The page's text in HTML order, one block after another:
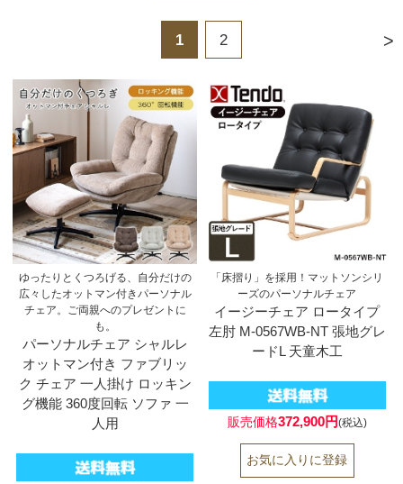
>
1 2
ゆったりとくつろげる、自分だけの
広々したオットマン付きパーソナル
チェア。ご両親へのプレゼントに
も。
パーソナルチェア シャルレ
オットマン付き ファブリッ
ク チェア 一人掛け ロッキン
グ機能 360度回転 ソファ 一
人用
「床摺り」を採用！マットソンシリ
ーズのパーソナルチェア
イージーチェア ロータイプ
左肘 M-0567WB-NT 張地グレ
ードL 天童木工
販売価格372,900円(税込)